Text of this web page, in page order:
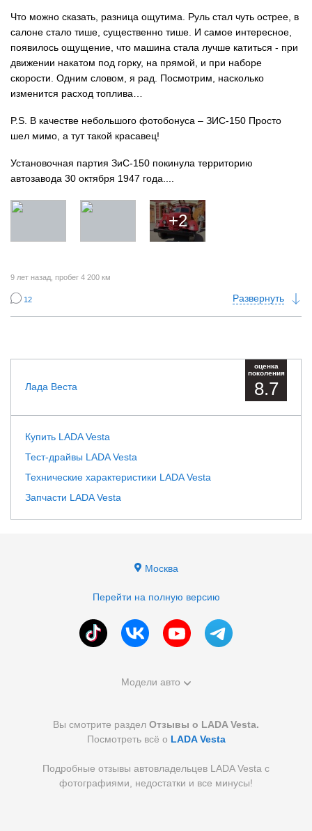
Что можно сказать, разница ощутима. Руль стал чуть острее, в
салоне стало тише, существенно тише. И самое интересное,
появилось ощущение, что машина стала лучше катиться - при
движении накатом под горку, на прямой, и при наборе
скорости. Одним словом, я рад. Посмотрим, насколько
изменится расход топлива…
P.S. В качестве небольшого фотобонуса – ЗИС-150 Просто
шел мимо, а тут такой красавец!
Установочная партия ЗиС-150 покинула территорию
автозавода 30 октября 1947 года....
+2
9 лет назад , пробег 4 200 км
12 Развернуть
Лада Веста
оценка
поколения
8.7
Купить LADA Vesta
Тест-драйвы LADA Vesta
Технические характеристики LADA Vesta
Запчасти LADA Vesta
Москва
Перейти на полную версию
Модели авто
Вы смотрите раздел Отзывы о LADA Vesta.
Посмотреть всё о LADA Vesta
Подробные отзывы автовладельцев LADA Vesta с
фотографиями, недостатки и все минусы!